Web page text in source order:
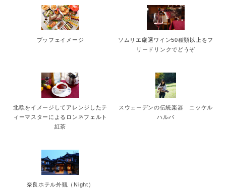
ブッフェイメージ
ソムリエ厳選ワイン50種類以上をフ
リードリンクでどうぞ
北欧をイメージしてアレンジしたテ
ィーマスターによるロンネフェルト
紅茶
スウェーデンの伝統楽器 ニッケル
ハルパ
奈良ホテル外観（Night）